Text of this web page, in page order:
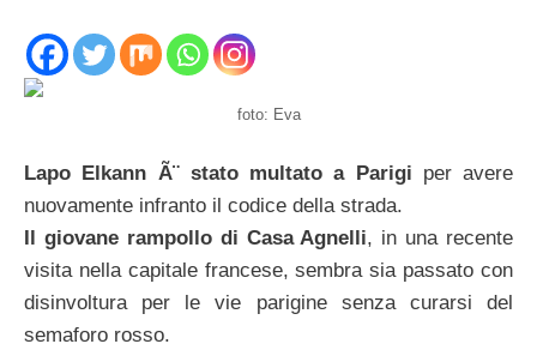
foto: Eva
Lapo Elkann Ã¨ stato multato a Parigi per avere
nuovamente infranto il codice della strada.
Il giovane rampollo di Casa Agnelli, in una recente
visita nella capitale francese, sembra sia passato con
disinvoltura per le vie parigine senza curarsi del
semaforo rosso.